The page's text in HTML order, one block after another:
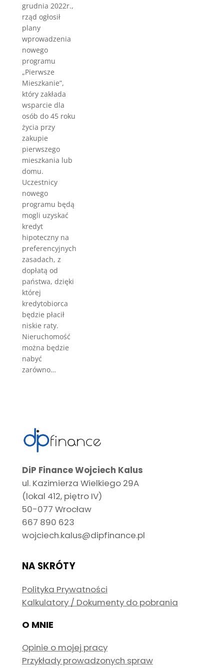
grudnia 2022r.,
rząd ogłosił
plany
wprowadzenia
nowego
programu
„Pierwsze
Mieszkanie”,
który zakłada
wsparcie dla
osób do 45 roku
życia przy
zakupie
pierwszego
mieszkania lub
domu.
Uczestnicy
nowego
programu będą
mogli uzyskać
kredyt
hipoteczny na
preferencyjnych
zasadach, z
dopłatą od
państwa, dzięki
której
kredytobiorca
będzie płacił
niskie raty.
Nieruchomość
można będzie
nabyć
zarówno…
DiP Finance Wojciech Kalus
ul. Kazimierza Wielkiego 29A
(lokal 412, piętro IV)
50-077 Wrocław
667 890 623
wojciech.kalus@dipfinance.pl
NA SKRÓTY
Polityka Prywatności
Kalkulatory / Dokumenty do pobrania
O MNIE
Opinie o mojej pracy
Przykłady prowadzonych spraw